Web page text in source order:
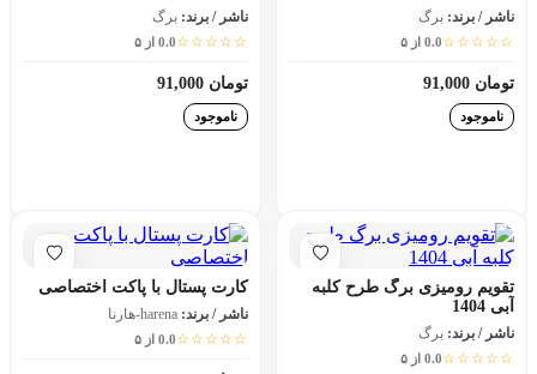
ناشر / برند: برگ
☆☆☆☆☆0.0 از ۵
تومان 91,000
ناموجود
ناشر / برند: برگ
☆☆☆☆☆0.0 از ۵
تومان 91,000
ناموجود
تقویم رومیزی برگ طرح کلبه
آبی 1404
ناشر / برند: برگ
☆☆☆☆☆0.0 از ۵
کارت پستال با پاکت اختصاصی
ناشر / برند: harena-هارنا
☆☆☆☆☆0.0 از ۵